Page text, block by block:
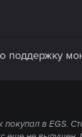
поддержку
в EGS.